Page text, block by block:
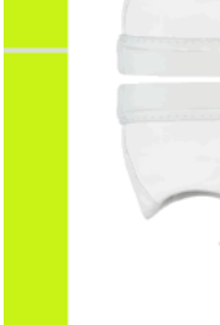
LUOGO DI
MEETING